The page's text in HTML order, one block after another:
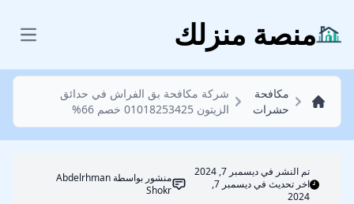
منصة منزلك
مكافحة
حشرات
شركة مكافحة بق الفراش في حدائق
الزيتون 01018253425 خصم 66%
تم النشر فيديسمبر 7, 2024
اخر تحديث في ديسمبر 7,
2024
منشور بواسطةAbdelrhman
Shokr